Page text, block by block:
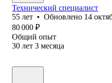
Технический специалист
55 лет • Обновлено 14
80 000 ₽
Общий опыт
30 лет 3 месяца